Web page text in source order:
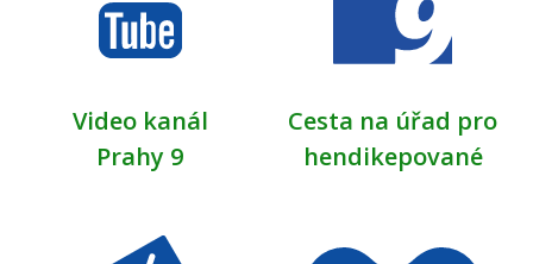
Video kanál
Prahy 9
Cesta na úřad pro
hendikepované